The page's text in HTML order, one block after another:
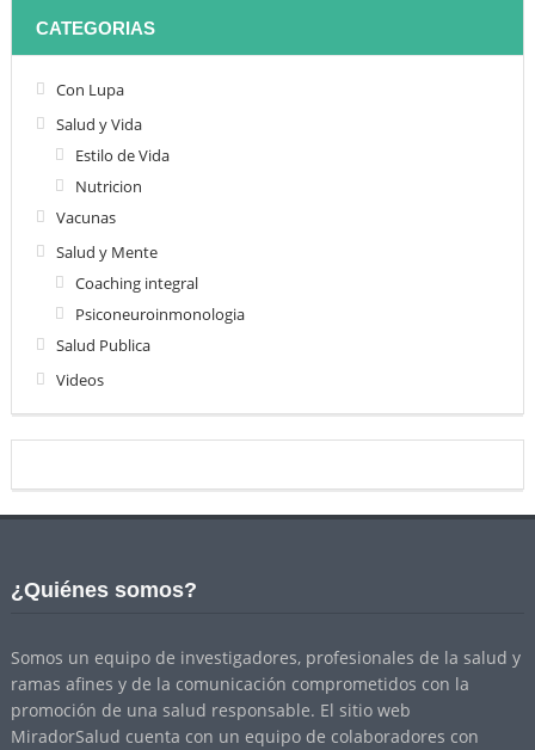
CATEGORIAS
Con Lupa
Salud y Vida
Estilo de Vida
Nutricion
Vacunas
Salud y Mente
Coaching integral
Psiconeuroinmonologia
Salud Publica
Videos
¿Quiénes somos?
Somos un equipo de investigadores, profesionales de la salud y
ramas afines y de la comunicación comprometidos con la
promoción de una salud responsable. El sitio web
MiradorSalud cuenta con un equipo de colaboradores con